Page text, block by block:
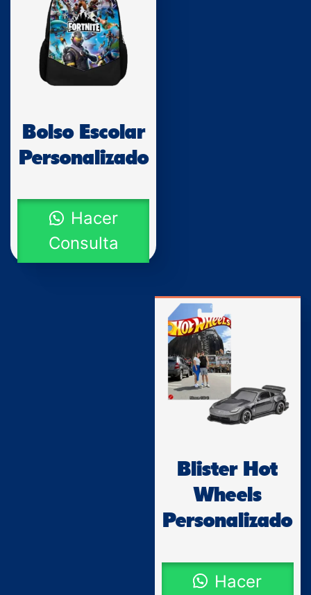
Bolso Escolar
Personalizado
Hacer
Consulta
Blister Hot
Wheels
Personalizado
Hacer